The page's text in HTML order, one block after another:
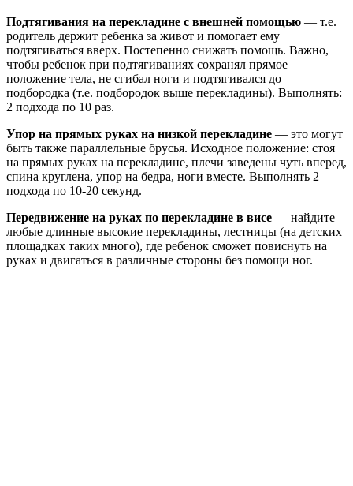
Подтягивания на перекладине с внешней помощью — т.е.
родитель держит ребенка за живот и помогает ему
подтягиваться вверх. Постепенно снижать помощь. Важно,
чтобы ребенок при подтягиваниях сохранял прямое
положение тела, не сгибал ноги и подтягивался до
подбородка (т.е. подбородок выше перекладины). Выполнять:
2 подхода по 10 раз.
Упор на прямых руках на низкой перекладине — это могут
быть также параллельные брусья. Исходное положение: стоя
на прямых руках на перекладине, плечи заведены чуть вперед,
спина круглена, упор на бедра, ноги вместе. Выполнять 2
подхода по 10-20 секунд.
Передвижение на руках по перекладине в висе — найдите
любые длинные высокие перекладины, лестницы (на детских
площадках таких много), где ребенок сможет повиснуть на
руках и двигаться в различные стороны без помощи ног.